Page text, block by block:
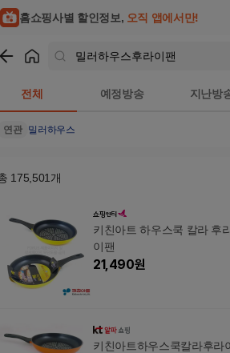
홈쇼핑사별 할인정보, 오직 앱에서만!
전체 예정방송 지난방
연관 밀러하우스
175,501 개
키친아트 하우스쿡 칼라 후
이팬
21,490원
키친아트하우스쿡칼라후라